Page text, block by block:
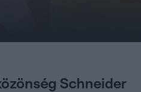
Schneider